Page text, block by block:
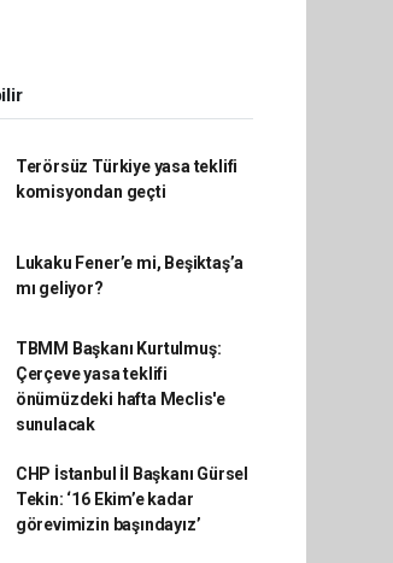
Terörsüz Türkiye yasa teklifi
komisyondan geçti
Lukaku Fener’e mi, Beşiktaş’a
mı geliyor?
TBMM Başkanı Kurtulmuş:
Çerçeve yasa teklifi
önümüzdeki hafta Meclis'e
sunulacak
CHP İstanbul İl Başkanı Gürsel
Tekin: ‘16 Ekim’e kadar
görevimizin başındayız’